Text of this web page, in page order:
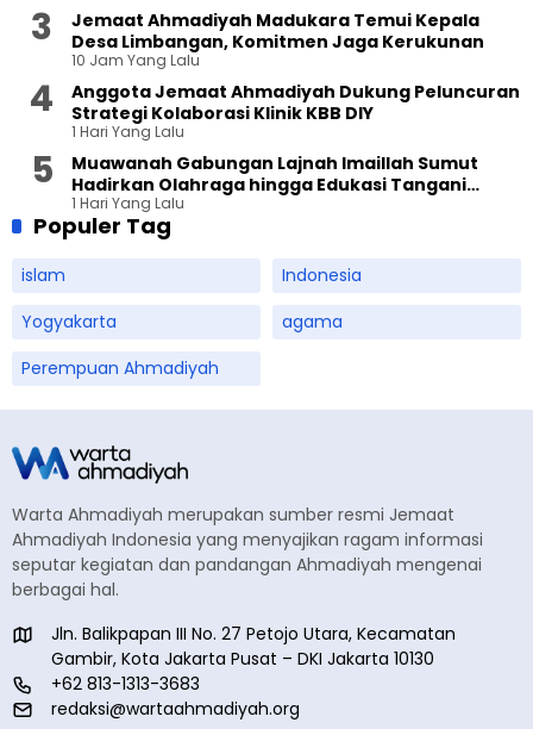
Jemaat Ahmadiyah Madukara Temui Kepala
Desa Limbangan, Komitmen Jaga Kerukunan
10 Jam Yang Lalu
Anggota Jemaat Ahmadiyah Dukung Peluncuran
Strategi Kolaborasi Klinik KBB DIY
1 Hari Yang Lalu
Muawanah Gabungan Lajnah Imaillah Sumut
Hadirkan Olahraga hingga Edukasi Tangani
Sampah
1 Hari Yang Lalu
Populer Tag
islam
Indonesia
Yogyakarta
agama
Perempuan Ahmadiyah
Warta Ahmadiyah merupakan sumber resmi Jemaat
Ahmadiyah Indonesia yang menyajikan ragam informasi
seputar kegiatan dan pandangan Ahmadiyah mengenai
berbagai hal.
Jln. Balikpapan III No. 27 Petojo Utara, Kecamatan
Gambir, Kota Jakarta Pusat – DKI Jakarta 10130
+62 813-1313-3683
redaksi@wartaahmadiyah.org